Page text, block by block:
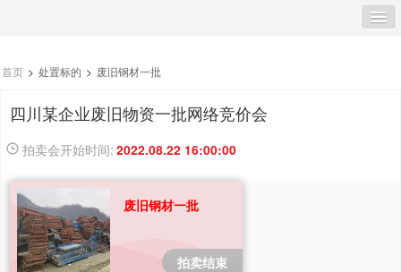
处置标的
直播专区
处置专区
成交案例
首页 > 处置标的 > 废旧钢材一批
四川某企业废旧物资一批网络竞价会
拍卖会开始时间: 2022.08.22 16:00:00
废旧钢材一批
拍卖结束